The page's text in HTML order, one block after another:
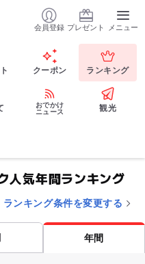
会員登録 プレゼント メニュー
クーポン ランキング
おでかけ
ニュース
観光
人気年間ランキング
ランキング条件を変更する
年間